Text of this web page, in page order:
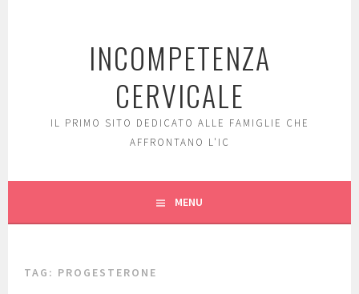
INCOMPETENZA
CERVICALE
IL PRIMO SITO DEDICATO ALLE FAMIGLIE CHE
AFFRONTANO L'IC
MENU
TAG: PROGESTERONE